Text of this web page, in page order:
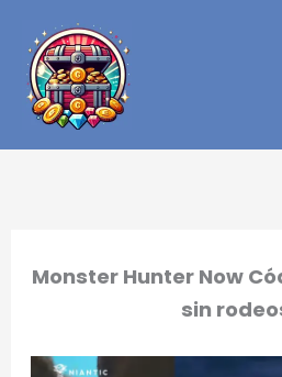
contenido
Monster Hunter Now
sin